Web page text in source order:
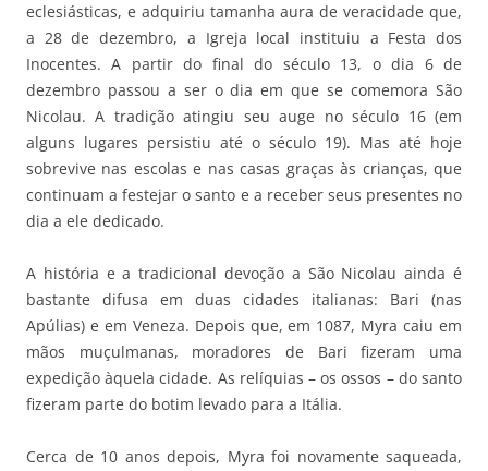
eclesiásticas, e adquiriu tamanha aura de veracidade que,
a 28 de dezembro, a Igreja local instituiu a Festa dos
Inocentes. A partir do final do século 13, o dia 6 de
dezembro passou a ser o dia em que se comemora São
Nicolau. A tradição atingiu seu auge no século 16 (em
alguns lugares persistiu até o século 19). Mas até hoje
sobrevive nas escolas e nas casas graças às crianças, que
continuam a festejar o santo e a receber seus presentes no
dia a ele dedicado.
A história e a tradicional devoção a São Nicolau ainda é
bastante difusa em duas cidades italianas: Bari (nas
Apúlias) e em Veneza. Depois que, em 1087, Myra caiu em
mãos muçulmanas, moradores de Bari fizeram uma
expedição àquela cidade. As relíquias – os ossos – do santo
fizeram parte do botim levado para a Itália.
Cerca de 10 anos depois, Myra foi novamente saqueada,